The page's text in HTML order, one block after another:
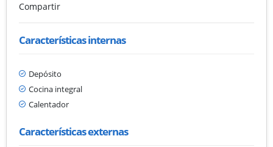
Compartir
Características internas
Depósito
Cocina integral
Calentador
Características externas